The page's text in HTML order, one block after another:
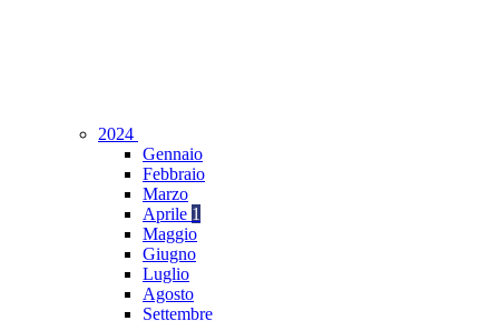
2024
Gennaio
Febbraio
Marzo
Aprile 1
Maggio
Giugno
Luglio
Agosto
Settembre